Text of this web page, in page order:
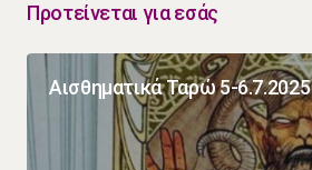
Προτείνεται για εσάς
Αισθηματικά Ταρώ 5-6.7.2025